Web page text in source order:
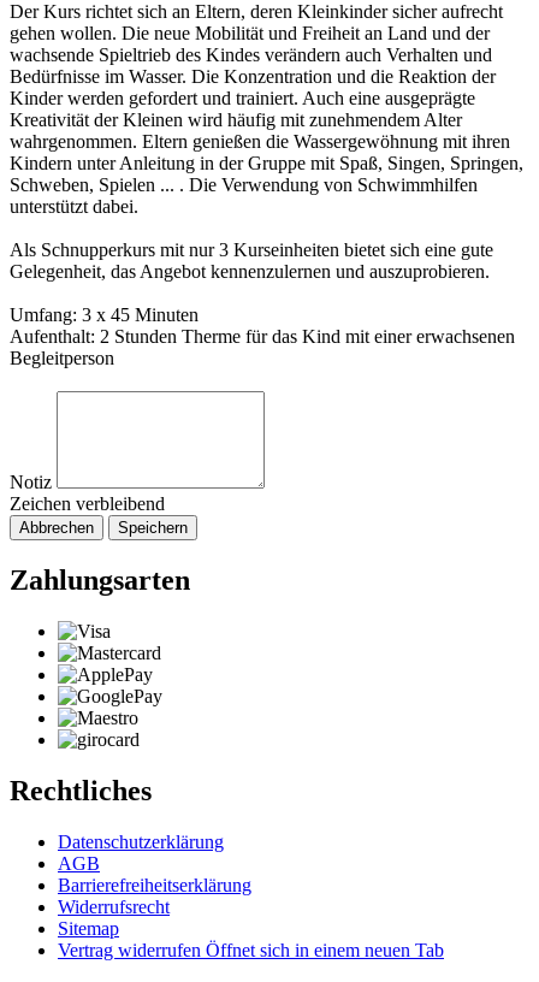
Der Kurs richtet sich an Eltern, deren Kleinkinder sicher aufrecht
gehen wollen. Die neue Mobilität und Freiheit an Land und der
wachsende Spieltrieb des Kindes verändern auch Verhalten und
Bedürfnisse im Wasser. Die Konzentration und die Reaktion der
Kinder werden gefordert und trainiert. Auch eine ausgeprägte
Kreativität der Kleinen wird häufig mit zunehmendem Alter
wahrgenommen. Eltern genießen die Wassergewöhnung mit ihren
Kindern unter Anleitung in der Gruppe mit Spaß, Singen, Springen,
Schweben, Spielen ... . Die Verwendung von Schwimmhilfen
unterstützt dabei.
Als Schnupperkurs mit nur 3 Kurseinheiten bietet sich eine gute
Gelegenheit, das Angebot kennenzulernen und auszuprobieren.
Umfang: 3 x 45 Minuten
Aufenthalt: 2 Stunden Therme für das Kind mit einer erwachsenen
Begleitperson
Notiz
Zeichen verbleibend
Abbrechen Speichern
Zahlungsarten
Rechtliches
Datenschutzerklärung
AGB
Barrierefreiheitserklärung
Widerrufsrecht
Sitemap
Vertrag widerrufen Öffnet sich in einem neuen Tab